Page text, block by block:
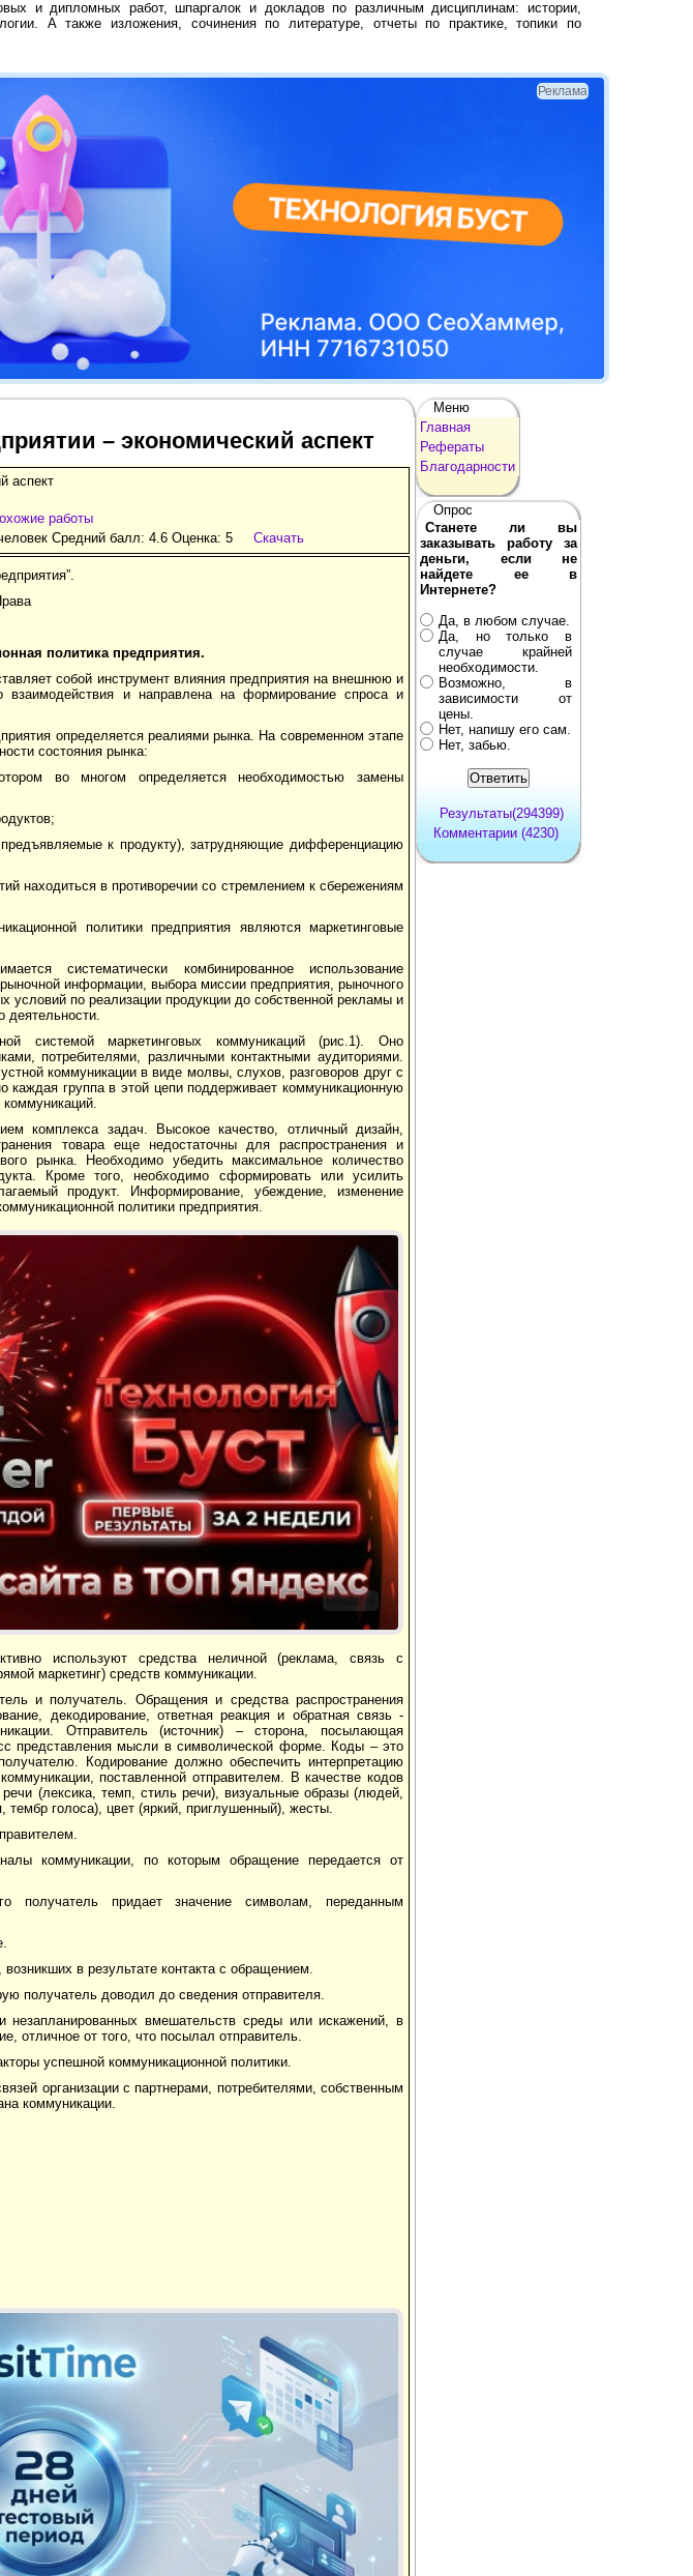
и дипломных работ, шпаргалок и докладов по различным дисциплинам: истории,
А также изложения, сочинения по литературе, отчеты по практике, топики по
Реклама
– экономический аспект
аспект
работы
Средний балл: 4.6 Оценка: 5 Скачать
политика предприятия.
собой инструмент влияния предприятия на внешнюю и
и направлена на формирование спроса и
определяется реалиями рынка. На современном этапе
состояния рынка:
во многом определяется необходимостью замены
к продукту), затрудняющие дифференциацию
находиться в противоречии со стремлением к сбережениям
политики предприятия являются маркетинговые
систематически комбинированное использование
информации, выбора миссии предприятия, рыночного
условий по реализации продукции до собственной рекламы и
деятельности.
системой маркетинговых коммуникаций (рис.1). Оно
потребителями, различными контактными аудиториями.
коммуникации в виде молвы, слухов, разговоров друг с
каждая группа в этой цепи поддерживает коммуникационную
комплекса задач. Высокое качество, отличный дизайн,
товара еще недостаточны для распространения и
рынка. Необходимо убедить максимальное количество
Кроме того, необходимо сформировать или усилить
продукт. Информирование, убеждение, изменение
политики предприятия.
Реклама
используют средства неличной (реклама, связь с
маркетинг) средств коммуникации.
и получатель. Обращения и средства распространения
декодирование, ответная реакция и обратная связь -
Отправитель (источник) – сторона, посылающая
представления мысли в символической форме. Коды – это
Кодирование должно обеспечить интерпретацию
поставленной отправителем. В качестве кодов
(лексика, темп, стиль речи), визуальные образы (людей,
голоса), цвет (яркий, приглушенный), жесты.
коммуникации, по которым обращение передается от
получатель придает значение символам, переданным
в результате контакта с обращением.
получатель доводил до сведения отправителя.
незапланированных вмешательств среды или искажений, в
отличное от того, что посылал отправитель.
успешной коммуникационной политики.
организации с партнерами, потребителями, собственным
коммуникации.
Меню
Главная
Рефераты
Благодарности
Опрос
Станете ли вы
заказывать работу за
деньги, если не
найдете ее в
Интернете?
Да, в любом случае.
Да, но только в
случае крайней
необходимости.
Возможно, в
зависимости от
цены.
Нет, напишу его сам.
Нет, забью.
Результаты(294399)
Комментарии (4230)